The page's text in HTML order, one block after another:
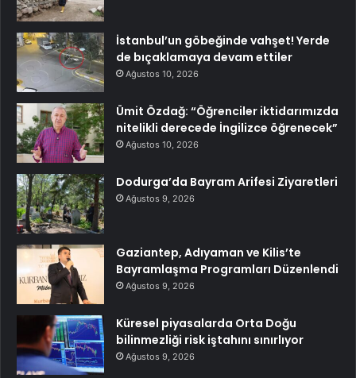
İstanbul’un göbeğinde vahşet! Yerde
de bıçaklamaya devam ettiler
Ağustos 10, 2026
Ümit Özdağ: “Öğrenciler iktidarımızda
nitelikli derecede İngilizce öğrenecek”
Ağustos 10, 2026
Dodurga’da Bayram Arifesi Ziyaretleri
Ağustos 9, 2026
Gaziantep, Adıyaman ve Kilis’te
Bayramlaşma Programları Düzenlendi
Ağustos 9, 2026
Küresel piyasalarda Orta Doğu
bilinmezliği risk iştahını sınırlıyor
Ağustos 9, 2026